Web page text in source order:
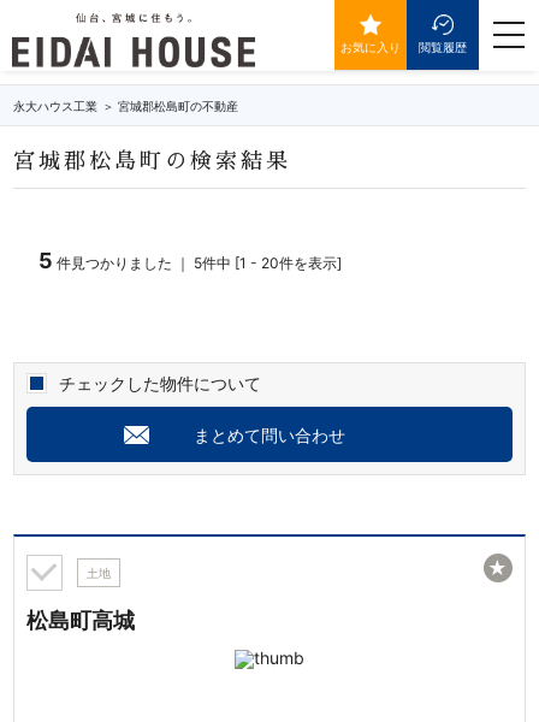
お気に入り 閲覧履歴
永大ハウス工業 宮城郡松島町の不動産
宮城郡松島町の検索結果
5 件見つかりました ｜ 5件中 [1 - 20件を表示]
チェックした物件について
まとめて問い合わせ
土地
松島町高城
★